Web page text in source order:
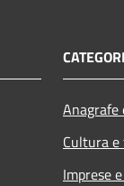
Cultura
Imprese